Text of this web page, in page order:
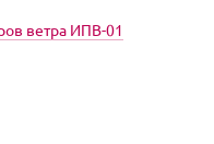
ветра ИПВ-01